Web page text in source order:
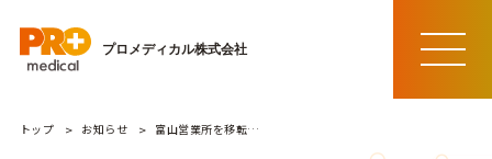
プロメディカル株式会社
MEN
トップ お知らせ 富山営業所を移転しました！！